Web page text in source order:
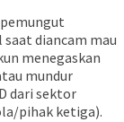
diancam mau
menegaskan
mundur
dari sektor
pihak ketiga).